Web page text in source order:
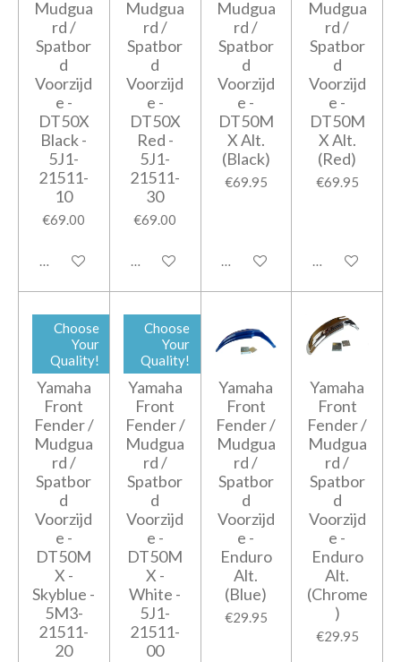
Mudgua
rd /
Spatbor
d
Voorzijd
e -
DT50X
Black -
5J1-
21511-
10
€69.00
Add to cart
Mudgua
rd /
Spatbor
d
Voorzijd
e -
DT50X
Red -
5J1-
21511-
30
€69.00
Add to cart
Mudgua
rd /
Spatbor
d
Voorzijd
e -
DT50M
X Alt.
(Black)
€69.95
Notify me when available
Mudgua
rd /
Spatbor
d
Voorzijd
e -
DT50M
X Alt.
(Red)
€69.95
Add to cart
Choose
Your
Quality!
Yamaha
Front
Fender /
Mudgua
rd /
Spatbor
d
Voorzijd
e -
DT50M
X -
Skyblue -
5M3-
21511-
20
Choose
Your
Quality!
Yamaha
Front
Fender /
Mudgua
rd /
Spatbor
d
Voorzijd
e -
DT50M
X -
White -
5J1-
21511-
00
Yamaha
Front
Fender /
Mudgua
rd /
Spatbor
d
Voorzijd
e -
Enduro
Alt.
(Blue)
€29.95
Yamaha
Front
Fender /
Mudgua
rd /
Spatbor
d
Voorzijd
e -
Enduro
Alt.
(Chrome
)
€29.95